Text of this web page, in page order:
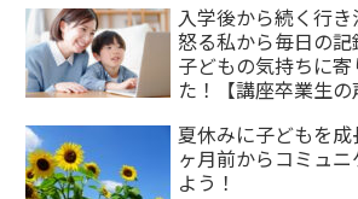
入学後から続く行
怒る私から毎日の
子どもの気持ちに
た！【講座卒業生の
夏休みに子どもを
ヶ月前からコミュ
よう！